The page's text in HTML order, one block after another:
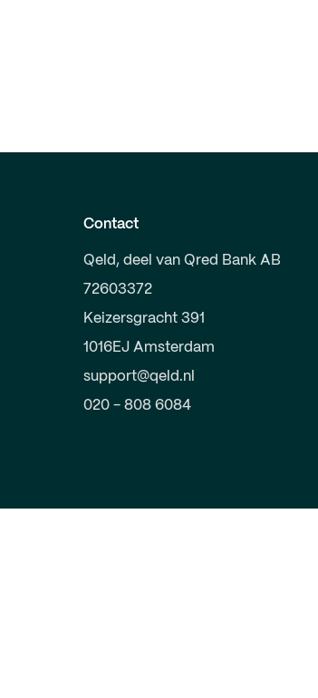
Contact
Qeld, deel van Qred Bank AB
72603372
Keizersgracht 391
1016EJ Amsterdam
support@qeld.nl
020 - 808 6084